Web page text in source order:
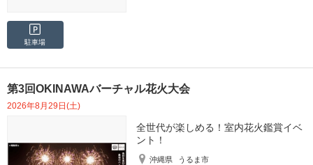
駐車場
第3回OKINAWAバーチャル花火大会
2026年8月29日(土)
全世代が楽しめる！室内花火鑑賞イベ
ント！
沖縄県
うるま市